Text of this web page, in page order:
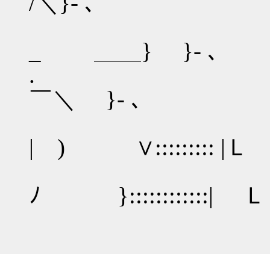
_ ＿＿} }‐ ､
. ∠ﾆ(C／
￣＼ }‐ ､
| ) ∨::::::::: |Ｌ
ﾉ }::::::::::::|